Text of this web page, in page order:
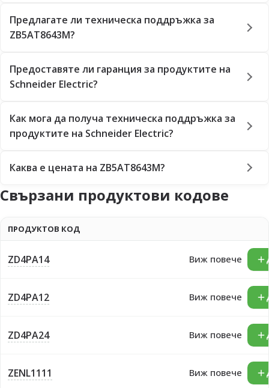
Предлагате ли техническа поддръжка за
ZB5AT8643M?
Предоставяте ли гаранция за продуктите на
Schneider Electric?
Как мога да получа техническа поддръжка за
продуктите на Schneider Electric?
Каква е цената на ZB5AT8643M?
Свързани продуктови кодове
ПРОДУКТОВ КОД
ZD4PA14 Виж повече
ZD4PA12 Виж повече
ZD4PA24 Виж повече
ZENL1111 Виж повече